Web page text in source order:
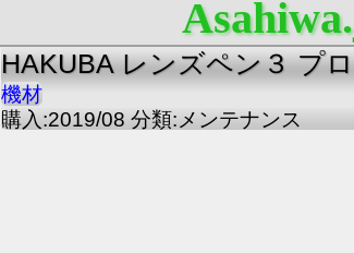
HAKUBA レンズペン３ プ
機材
購入:2019/08 分類:メンテナンス